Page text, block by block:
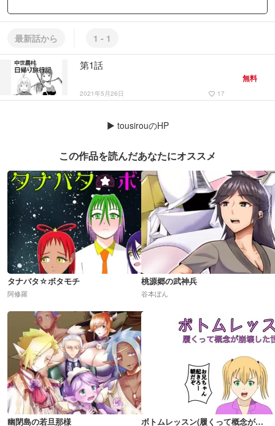
最新話から 1 - 1
第1話
2021年5月26日 favorite_border 17
無料
▶ tousirouのHP
この作品を読んだあなたにオススメ
タナバタ☆ボタモチ
阿修羅
桃源郷の武神兵
谷本ぼん
幽閉島の若旦那様 ボトムレッスン(履くって概念が崩壊した世界)R18